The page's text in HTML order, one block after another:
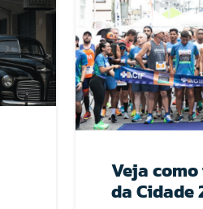
Veja
da Cidade